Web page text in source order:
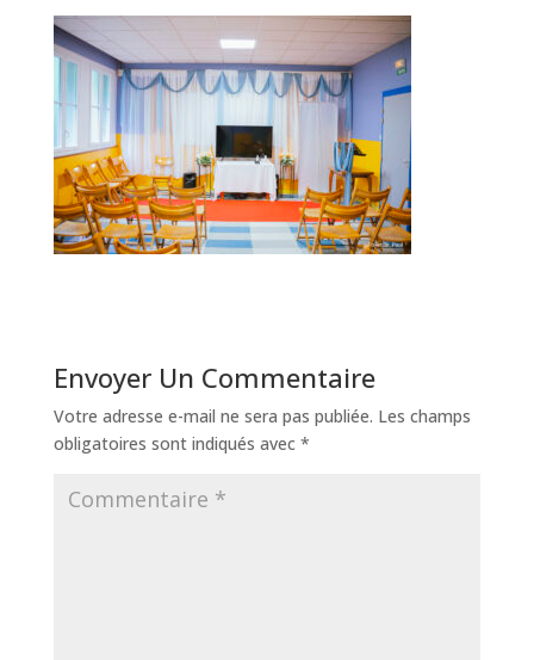
Envoyer Un Commentaire
Votre adresse e-mail ne sera pas publiée. Les champs
obligatoires sont indiqués avec *